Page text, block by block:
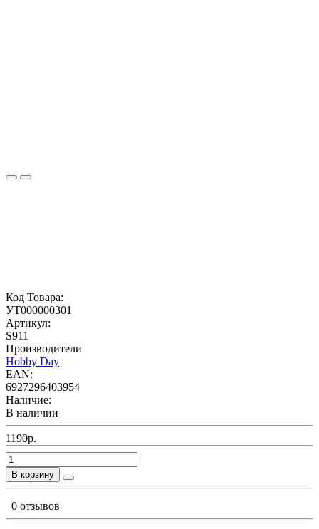
Код Товара:
УТ000000301
Артикул:
S911
Производители
Hobby Day
EAN:
6927296403954
Наличие:
В наличии
1190р.
В корзину
0 отзывов